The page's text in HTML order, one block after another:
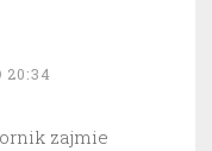
20:34
zajmie